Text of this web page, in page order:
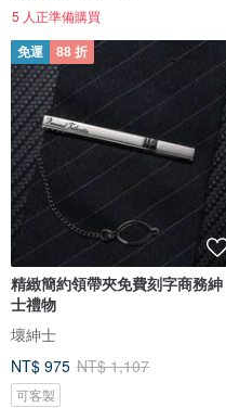
5 人正準備購買
免運 88 折
精緻簡約領帶夾免費刻字商務紳
士禮物
壞紳士
NT$ 975 NT$ 1,107
可客製